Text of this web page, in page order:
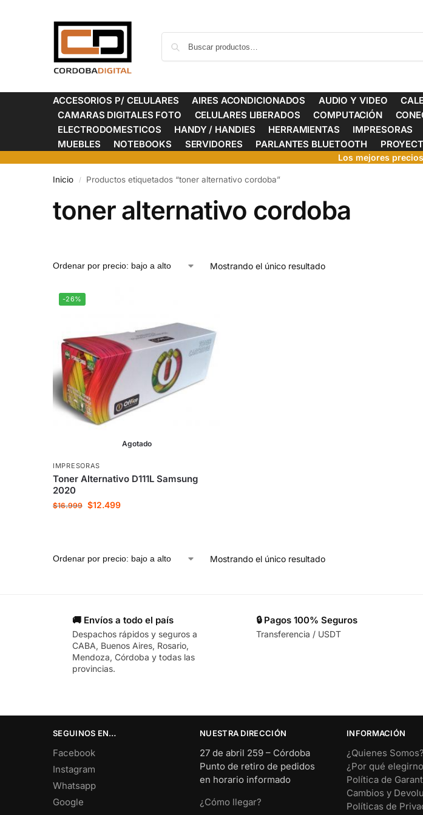
ACCESORIOS P/ CELULARES AIRES ACONDICIONADOS AUDIO Y VIDEO
CAMARAS DIGITALES FOTO
CELULARES LIBERADOS COMPUTACIÓN
ELECTRODOMESTICOS
HANDY / HANDIES HERRAMIENTAS IMPRESORAS
MUEBLES
NOTEBOOKS SERVIDORES PARLANTES BLUETOOTH
Los mejores
Inicio / Productos etiquetados “toner alternativo cordoba”
toner alternativo cordoba
Mostrando el único resultado
-26%
Agotado
IMPRESORAS
Toner Alternativo D111L Samsung
2020
$16.999 $12.499
Mostrando el único resultado
🚚 Envíos a todo el país
Despachos rápidos y seguros a
CABA, Buenos Aires, Rosario,
Mendoza, Córdoba y todas las
provincias.
🔒 Pagos 100% Seguros
Transferencia / USDT
SEGUINOS EN…
Facebook
Instagram
Whatsapp
Google
NUESTRA DIRECCIÓN
27 de abril 259 – Córdoba
Punto de retiro de pedidos
en horario informado
¿Cómo llegar?
INFORMACIÓN
¿Quienes Somos?
¿Por qué
Política de
Cambios y
Políticas de